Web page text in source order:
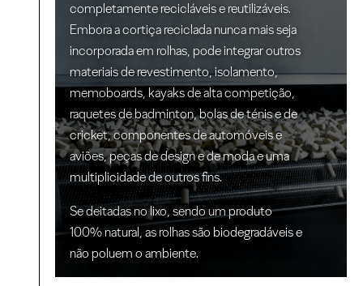
completamente recicláveis e reutilizáveis.
Embora a cortiça reciclada nunca mais seja
incorporada em rolhas, pode integrar outros
materiais de revestimento, isolamento,
memoboards, kayaks de alta competição,
raquetes de badminton, bolas de ténis e de
cricket, componentes de automóveis e
aviões, peças de design e de moda e uma
multiplicidade de outros fins.
Se deitadas no lixo, sendo um produto
100% natural, as rolhas são biodegradáveis e
não poluem o ambiente.